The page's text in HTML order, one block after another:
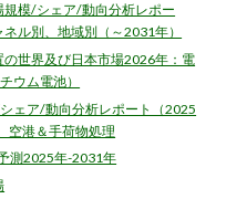
模/シェア/動向分析レポー
ル別、地域別（～2031年）
世界及び日本市場2026年：電
ウム電池）
ェア/動向分析レポート（2025
空港＆手荷物処理
測2025年-2031年